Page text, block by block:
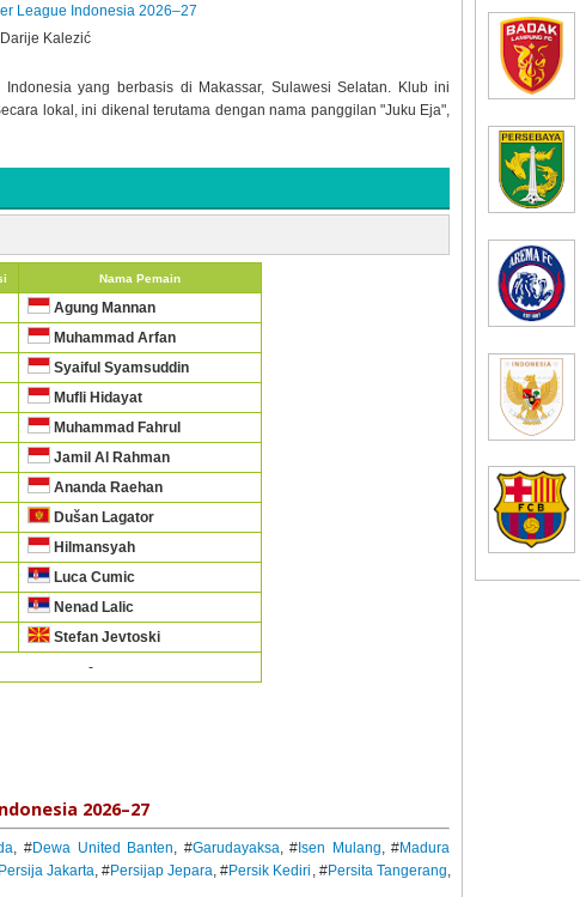
League Indonesia 2026–27
Darije Kalezić
yang berbasis di Makassar, Sulawesi Selatan. Klub ini
lokal, ini dikenal terutama dengan nama panggilan "Juku Eja",
Nama Pemain
Agung Mannan
Muhammad Arfan
Syaiful Syamsuddin
Mufli Hidayat
Muhammad Fahrul
Jamil Al Rahman
Ananda Raehan
Dušan Lagator
Hilmansyah
Luca Cumic
Nenad Lalic
Stefan Jevtoski
-
2026–27
, #Dewa United Banten, #Garudayaksa, # Isen Mulang, #Madura
Persija Jakarta, #Persijap Jepara, #Persik Kediri , #Persita Tangerang,